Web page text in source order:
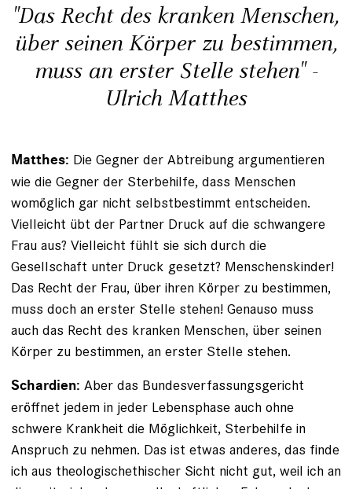
"Das Recht des kranken Menschen,
über seinen Körper zu bestimmen,
muss an erster Stelle stehen" -
Ulrich Matthes
Matthes: Die Gegner der Abtreibung argumentieren
wie die Gegner der Sterbehilfe, dass Menschen
womöglich gar nicht selbstbestimmt entscheiden.
Vielleicht übt der Partner Druck auf die schwangere
Frau aus? Vielleicht fühlt sie sich durch die
Gesellschaft unter Druck gesetzt? Menschenskinder!
Das Recht der Frau, über ihren Körper zu bestimmen,
muss doch an erster Stelle stehen! Genauso muss
auch das Recht des kranken Menschen, über seinen
Körper zu bestimmen, an erster Stelle stehen.
Schardien: Aber das Bundesverfassungsgericht
eröffnet jedem in jeder Lebensphase auch ohne
schwere Krankheit die Möglichkeit, Sterbehilfe in
Anspruch zu nehmen. Das ist etwas anderes, das finde
ich aus theologisch­ethischer Sicht nicht gut, weil ich an